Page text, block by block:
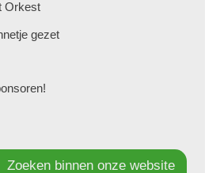
Orkest
gezet
Zoeken binnen onze website